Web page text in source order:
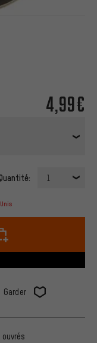
4,99€
Quantité: 1
Garder